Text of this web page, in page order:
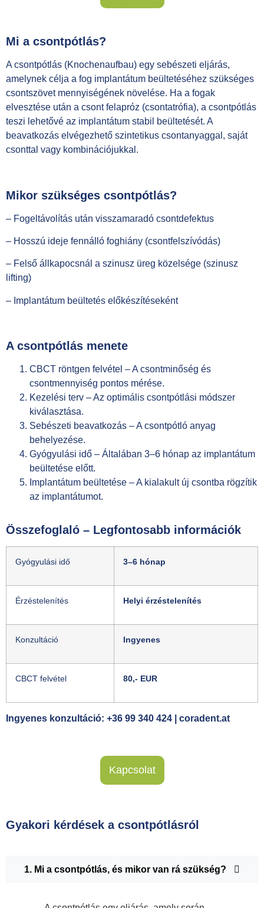
Mi a csontpótlás?
A csontpótlás (Knochenaufbau) egy sebészeti eljárás,
amelynek célja a fog implantátum beültetéséhez szükséges
csontszövet mennyiségének növelése. Ha a fogak
elvesztése után a csont felapróz (csontatrófia), a csontpótlás
teszi lehetővé az implantátum stabil beültetését. A
beavatkozás elvégezhető szintetikus csontanyaggal, saját
csonttal vagy kombinációjukkal.
Mikor szükséges csontpótlás?
– Fogeltávolítás után visszamaradó csontdefektus
– Hosszú ideje fennálló foghiány (csontfelszívódás)
– Felső állkapocsnál a szinusz üreg közelsége (szinusz
lifting)
– Implantátum beültetés előkészítéseként
A csontpótlás menete
CBCT röntgen felvétel – A csontminőség és
csontmennyiség pontos mérése.
Kezelési terv – Az optimális csontpótlási módszer
kiválasztása.
Sebészeti beavatkozás – A csontpótló anyag
behelyezése.
Gyógyulási idő – Általában 3–6 hónap az implantátum
beültetése előtt.
Implantátum beültetése – A kialakult új csontba rögzítik
az implantátumot.
Összefoglaló – Legfontosabb információk
Gyógyulási idő 3–6 hónap
Érzéstelenítés Helyi érzéstelenítés
Konzultáció Ingyenes
CBCT felvétel 80,- EUR
Ingyenes konzultáció: +36 99 340 424 | coradent.at
Kapcsolat
Gyakori kérdések a csontpótlásról
1. Mi a csontpótlás, és mikor van rá szükség?